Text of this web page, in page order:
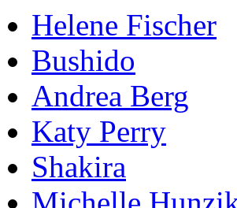
Helene Fischer
Bushido
Andrea Berg
Katy Perry
Shakira